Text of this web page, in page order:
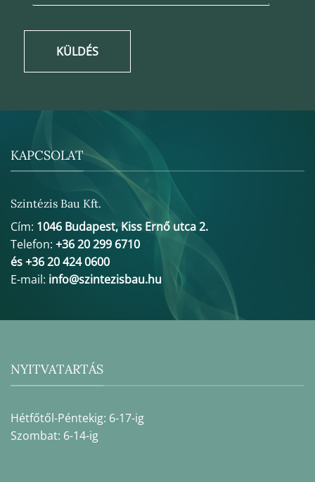
KÜLDÉS
KAPCSOLAT
Szintézis Bau Kft.
Cím: 1046 Budapest, Kiss Ernő utca 2.
Telefon: +36 20 299 6710
és +36 20 424 0600
E-mail: info@szintezisbau.hu
NYITVATARTÁS
Hétfőtől-Péntekig: 6-17-ig
Szombat: 6-14-ig